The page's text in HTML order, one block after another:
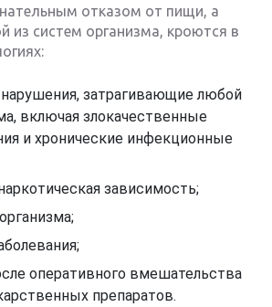
отказом от пищи, а
из систем организма, кроются в
затрагивающие любой
включая злокачественные
и хронические инфекционные
зависимость;
оперативного вмешательства
препаратов.